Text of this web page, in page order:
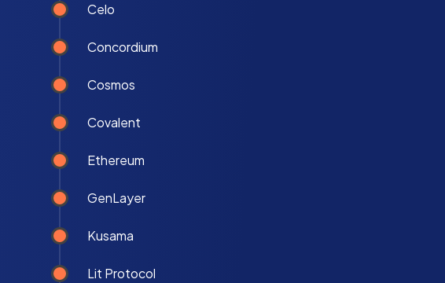
Celo
Concordium
Cosmos
Covalent
Ethereum
GenLayer
Kusama
Lit Protocol